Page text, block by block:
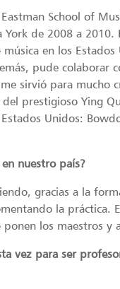
School of
de 2008 a 2010.
en los
pude colaborar
sirvió para mucho
prestigioso Ying
Unidos:
nuestro país?
gracias a la
la práctica.
los maestros y
vez para ser